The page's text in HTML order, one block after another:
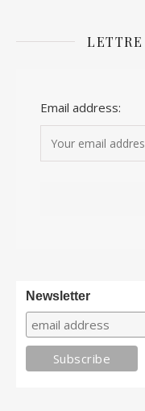
Email address:
Newsletter